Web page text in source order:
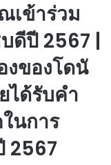
เข้าร่วม
ดีปี 2567 |
งของโดนั
ได้รับคำ
นการ
2567